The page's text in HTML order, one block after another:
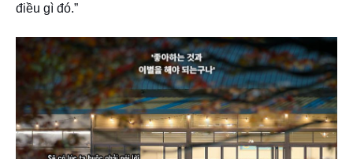
điều gì đó.”